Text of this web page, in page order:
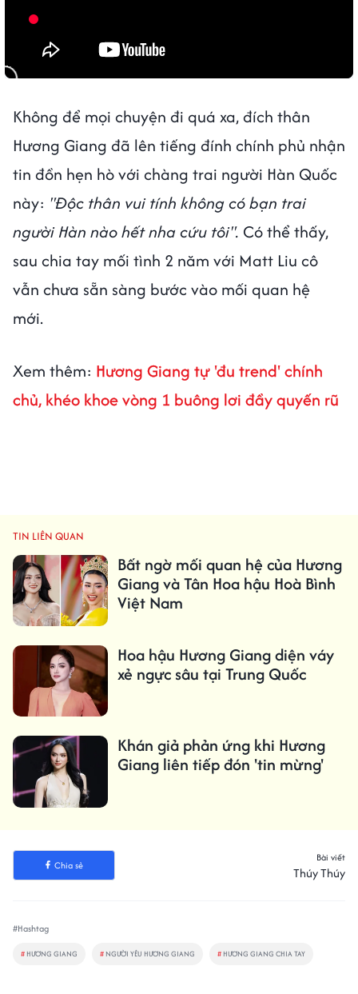
Không để mọi chuyện đi quá xa, đích thân
Hương Giang đã lên tiếng đính chính phủ nhận
tin đồn hẹn hò với chàng trai người Hàn Quốc
này: "Độc thân vui tính không có bạn trai
người Hàn nào hết nha cứu tôi". Có thể thấy,
sau chia tay mối tình 2 năm với Matt Liu cô
vẫn chưa sẵn sàng bước vào mối quan hệ
mới.
Xem thêm: Hương Giang tự 'đu trend' chính
chủ, khéo khoe vòng 1 buông lơi đầy quyến rũ
TIN LIÊN QUAN
Bất ngờ mối quan hệ của Hương
Giang và Tân Hoa hậu Hoà Bình
Việt Nam
Hoa hậu Hương Giang diện váy
xẻ ngực sâu tại Trung Quốc
Khán giả phản ứng khi Hương
Giang liên tiếp đón 'tin mừng'
Chia sẻ
Bài viết
Thúy Thúy
#Hashtag
# HƯƠNG GIANG # NGƯỜI YÊU HƯƠNG GIANG # HƯƠNG GIANG CHIA TAY